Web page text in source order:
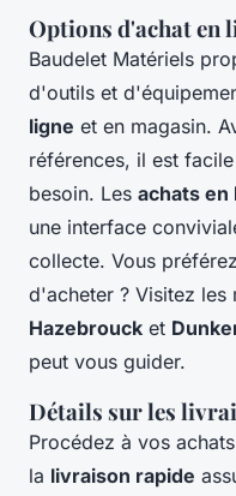
Options d'achat en
Baudelet Matériels
d'outils et
ligne et en magasin.
références, il est
besoin. Les achats en
une interface
collecte. Vous
d'acheter ? Visitez les
Hazebrouck et
peut vous guider.
Détails sur les
Procédez à vos
la livraison rapide